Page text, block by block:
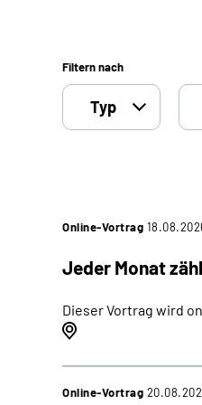
Filtern nach
Typ
Jeder Monat
Online-Vortrag
Dieser Vortrag wird
Online-Vortrag